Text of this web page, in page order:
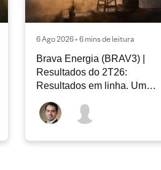
6 Ago 2026 • 6 mins de leitura
Brava Energia (BRAV3) |
Resultados do 2T26:
Resultados em linha. Um
novo capítulo à frente